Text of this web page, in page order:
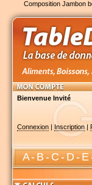
Composition Jambon
Bienvenue Invité
Connexion| Inscription|
A-B-C-D-E